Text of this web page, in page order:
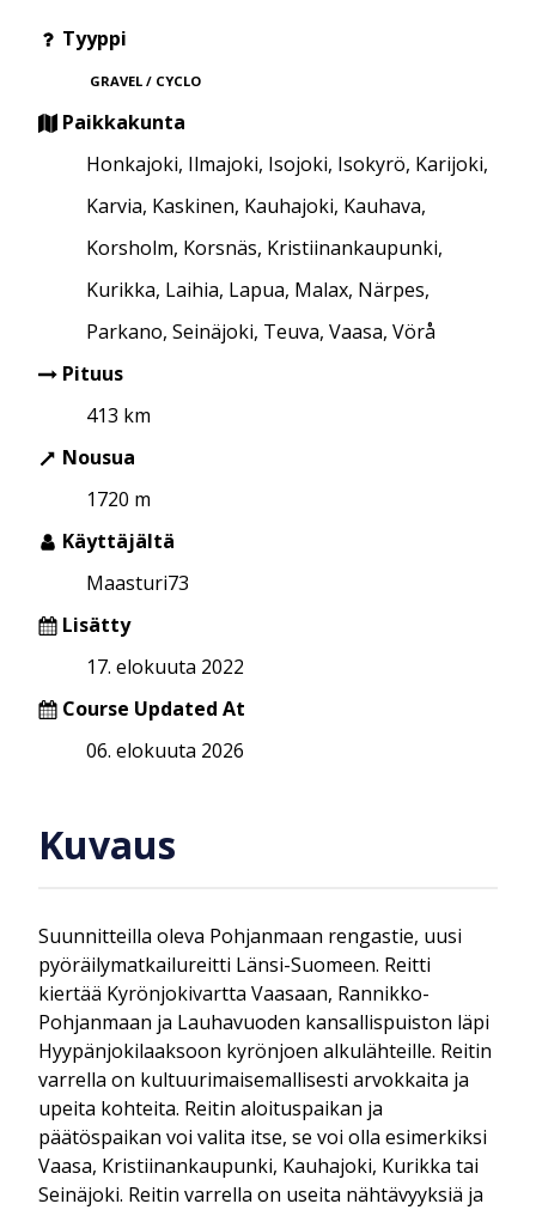
Tyyppi
GRAVEL / CYCLO
Paikkakunta
Honkajoki, Ilmajoki, Isojoki, Isokyrö, Karijoki,
Karvia, Kaskinen, Kauhajoki, Kauhava,
Korsholm, Korsnäs, Kristiinankaupunki,
Kurikka, Laihia, Lapua, Malax, Närpes,
Parkano, Seinäjoki, Teuva, Vaasa, Vörå
Pituus
413 km
Nousua
1720 m
Käyttäjältä
Maasturi73
Lisätty
17. elokuuta 2022
Course Updated At
06. elokuuta 2026
Kuvaus
Suunnitteilla oleva Pohjanmaan rengastie, uusi
pyöräilymatkailureitti Länsi-Suomeen. Reitti
kiertää Kyrönjokivartta Vaasaan, Rannikko-
Pohjanmaan ja Lauhavuoden kansallispuiston läpi
Hyypänjokilaaksoon kyrönjoen alkulähteille. Reitin
varrella on kultuurimaisemallisesti arvokkaita ja
upeita kohteita. Reitin aloituspaikan ja
päätöspaikan voi valita itse, se voi olla esimerkiksi
Vaasa, Kristiinankaupunki, Kauhajoki, Kurikka tai
Seinäjoki. Reitin varrella on useita nähtävyyksiä ja